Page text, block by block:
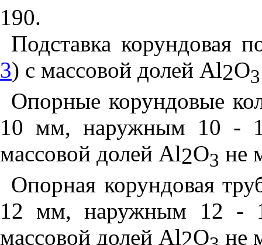
190.
Подставка корундовая
3) с массовой долей Аl2О3
Опорные корундовые
10 мм, наружным 10 -
массовой долей Аl2О3 не
Опорная корундовая
12 мм, наружным 12 -
массовой долей Аl2О
не